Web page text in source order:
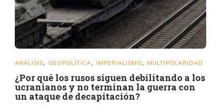
ANÁLISIS GEOPOLÍTICA IMPERIALISMO MULTIPOLARIDAD
¿Por qué los rusos siguen debilitando a los
ucranianos y no terminan la guerra con
un ataque de decapitación?